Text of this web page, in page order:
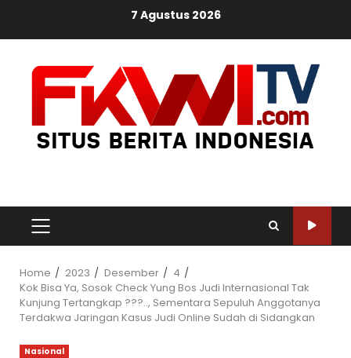
7 Agustus 2026
PRIMARY
MENU
Home 2023 Desember
4
Kok Bisa Ya, Sosok Check Yung Bos Judi Internasional Tak
Kunjung Tertangkap ???.., Sementara Sepuluh Anggotanya
Terdakwa Jaringan Kasus Judi Online Sudah di Sidangkan
Nasional